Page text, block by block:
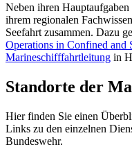
Neben ihren
ihrem regionalen
Seefahrt zusammen. Dazu
Operations in Confined and
Marineschifffahrtleitung in
Standorte der
Hier finden Sie einen
Links zu den einzelnen
Bundeswehr.